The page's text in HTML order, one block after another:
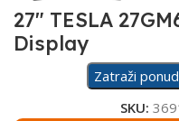
27″ TESLA
Display
Zatraži
SKU: